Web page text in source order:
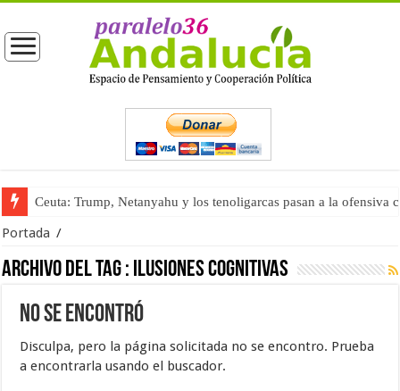
Ceuta: Trump, Netanyahu y los tenoligarcas pasan a la ofensiva
Portada /
Archivo del tag : ilusiones cognitivas
No se encontró
Disculpa, pero la página solicitada no se encontro. Prueba
a encontrarla usando el buscador.